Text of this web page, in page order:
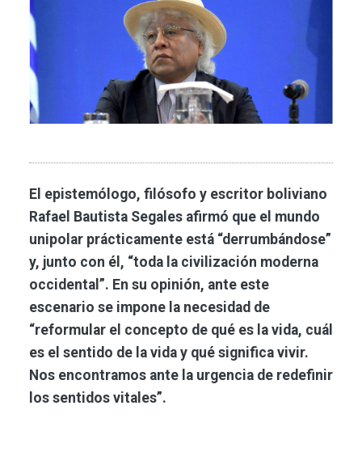
El epistemólogo, filósofo y escritor boliviano
Rafael Bautista Segales afirmó que el mundo
unipolar prácticamente está “derrumbándose”
y, junto con él, “toda la civilización moderna
occidental”. En su opinión, ante este
escenario se impone la necesidad de
“reformular el concepto de qué es la vida, cuál
es el sentido de la vida y qué significa vivir.
Nos encontramos ante la urgencia de redefinir
los sentidos vitales”.